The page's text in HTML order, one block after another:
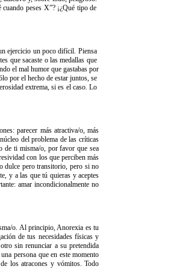
​peses​ ​X”?​ ​¡¿Qué​ ​tipo​ ​de​
​ejercicio​ ​un​ ​poco​ ​difícil. ​Piensa​
​que​ ​sacaste o​ ​las​ ​medallas​ ​que​
​el​ ​mal​ ​humor​ ​que gastabas​ ​por​
​por​ ​el​ ​hecho​ ​de​ ​estar​ ​juntos, se​
extrema, si es el caso. Lo​
parecer más atractiva/o, más
del problema de las críticas
de ti misma/o, por favor que sea
con los que perciben más
dulce pero transitorio, pero si no
y a las que tú quieras y aceptes
amar incondicionalmente no
o. Al principio, Anorexia es tu
de tus necesidades físicas y
sin renunciar a su pretendida
persona que en este momento
los atracones y vómitos. Todo